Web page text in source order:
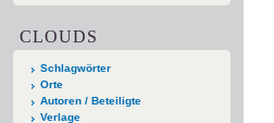
CLOUDS
Schlagwörter
Orte
Autoren / Beteiligte
Verlage